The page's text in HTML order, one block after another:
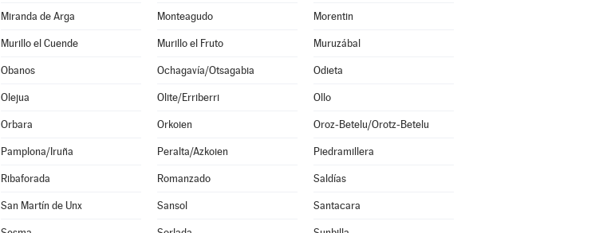
Miranda de Arga Monteagudo Morentin
Murillo el Cuende Murillo el Fruto Muruzábal
Obanos Ochagavía/Otsagabia Odieta
Olejua Olite/Erriberri Ollo
Orbara Orkoien Oroz-Betelu/Orotz-Betelu
Pamplona/Iruña Peralta/Azkoien Piedramillera
Ribaforada Romanzado Saldías
San Martín de Unx Sansol Santacara